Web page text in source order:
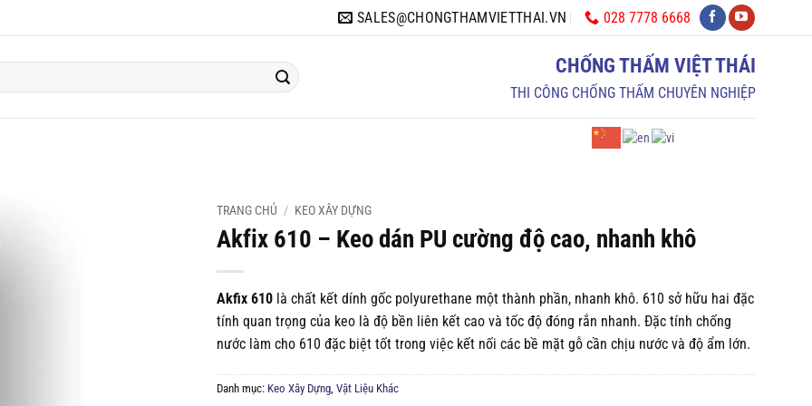
SALES@CHONGTHAMVIETTHAI.VN 028 7778 6668
CHỐNG THẤM VIỆT THÁI
THI CÔNG CHỐNG THẤM CHUYÊN NGHIỆP
TRANG CHỦ / KEO XÂY DỰNG
Akfix 610 – Keo dán PU cường độ cao, nhanh khô
Akfix 610 là chất kết dính gốc polyurethane một thành phần, nhanh khô. 610 sở hữu hai đặc
tính quan trọng của keo là độ bền liên kết cao và tốc độ đóng rắn nhanh. Đặc tính chống
nước làm cho 610 đặc biệt tốt trong việc kết nối các bề mặt gỗ cần chịu nước và độ ẩm lớn.
Danh mục: Keo Xây Dựng Vật Liệu Khác